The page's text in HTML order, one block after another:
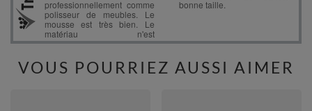
VOUS POURRIEZ AUSSI AIMER